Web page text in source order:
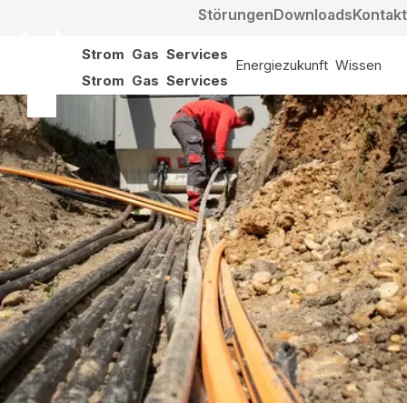
Strom
Strom
Gas
Gas
Services
Services
Energiezukunft Wissen
StörungenDownloadsKontakt